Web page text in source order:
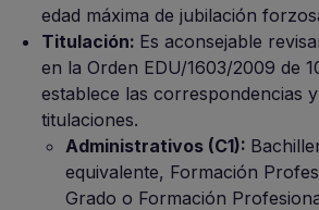
edad máxima de jubilación
Titulación: Es aconsejable
en la Orden EDU/1603/2009 de
establece las correspondencias
titulaciones.
Administrativos (C1):
equivalente, Formación
Grado o Formación